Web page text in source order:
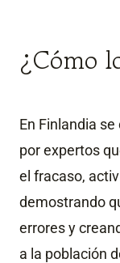
¿Cómo
En Finlandia
por expertos
el fracaso,
demostrando
errores y
a la población